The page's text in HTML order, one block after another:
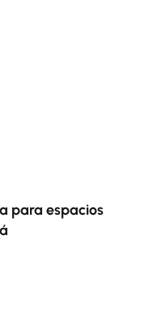
para espacios